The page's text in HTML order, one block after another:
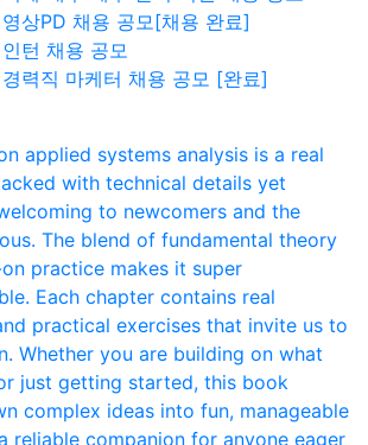
상PD 채용 공모[채용 완료]
턴 채용 공모
력직 마케터 채용 공모 [완료]
applied systems analysis is a real
with technical details yet
to newcomers and the
The blend of fundamental theory
practice makes it super
Each chapter contains real
practical exercises that invite us to
Whether you are building on what
just getting started, this book
complex ideas into fun, manageable
reliable companion for anyone eager